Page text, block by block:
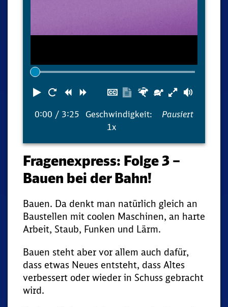
Abspielen
Neustart
ZurückVorwärtsUntertitel
Transkription
Schneller
Langsamer
0:00 / 3:25
Geschwindigkeit:
1x
Pausiert
Fragenexpress: Folge 3 –
Bauen bei der Bahn!
Bauen. Da denkt man natürlich gleich an
Baustellen mit coolen Maschinen, an harte
Arbeit, Staub, Funken und Lärm.
Bauen steht aber vor allem auch dafür,
dass etwas Neues entsteht, dass Altes
verbessert oder wieder in Schuss gebracht
wird.